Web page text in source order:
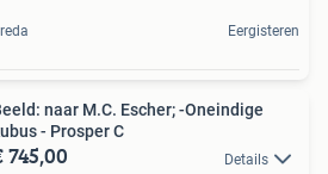
Eergisteren
naar M.C. Escher; -Oneindige
- Prosper C
745,00 Details